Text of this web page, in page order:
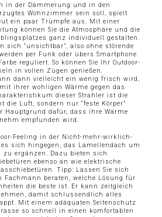
in der Dämmerung und in den
Wohnzimmer sein soll, spielt
ein paar Trümpfe aus. Mit einer
können Sie die Atmosphäre und die
ganz individuell gestalten.
sich “unsichtbar”, also ohne störende
per Funk oder übers Smartphone
reguliert. So können Sie Ihr Outdoor-
in vollen Zügen genießen.
dann vielleicht ein wenig frisch wird,
ihrer wohligen Wärme gegen das
dieser Strahler ist die
die Luft, sondern nur “feste Körper”
Hauptgrund dafür, dass ihre Wärme
empfunden wird.
Feeling in der Nicht-mehr-wirklich-
sich hingegen, das Lamellendach um
ergänzen. Dazu bieten sich
ebenso an wie elektrische
Tipp: Lassen Sie sich
Fachmann beraten, welche Lösung für
die beste ist. Er kann zeitgleich
damit schlussendlich alles
Mit einem adäquaten Seitenschutz
so schnell in einen komfortablen